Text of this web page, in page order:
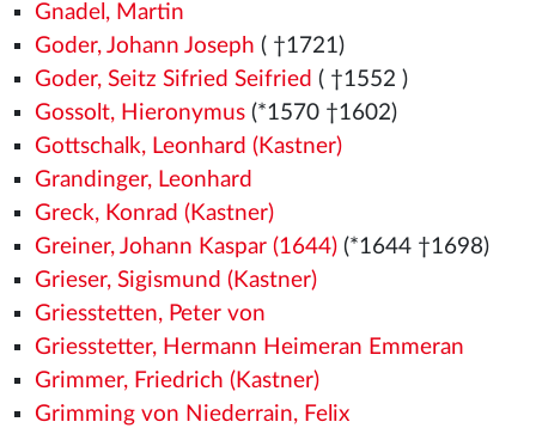
Gnadel, Martin
Goder, Johann Joseph ( †1721)
Goder, Seitz Sifried Seifried ( †1552 )
Gossolt, Hieronymus(*1570 †1602)
Gottschalk, Leonhard (Kastner)
Grandinger, Leonhard
Greck, Konrad (Kastner)
Greiner, Johann Kaspar (1644)(*1644 †1698)
Grieser, Sigismund (Kastner)
Griesstetten, Peter von
Griesstetter, Hermann Heimeran Emmeran
Grimmer, Friedrich (Kastner)
Grimming von Niederrain, Felix